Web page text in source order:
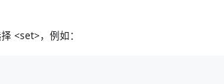
<set>，例如：